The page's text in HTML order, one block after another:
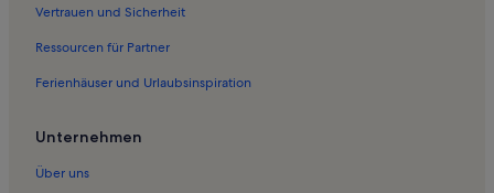
Vertrauen und Sicherheit
Ressourcen für Partner
Ferienhäuser und Urlaubsinspiration
Unternehmen
Über uns